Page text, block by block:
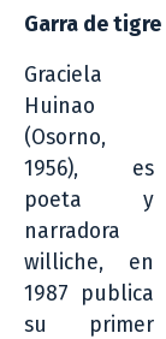
Garra de tigre
Graciela
Huinao
(Osorno,
1956), es
poeta y
narradora
williche, en
1987 publica
su primer